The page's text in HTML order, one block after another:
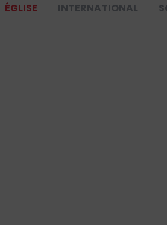
ÉGLISE INTERNATIONAL